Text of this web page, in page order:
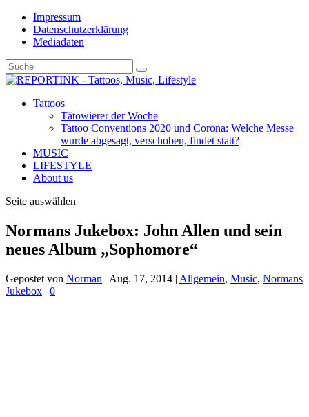
Impressum
Datenschutzerklärung
Mediadaten
Tattoos
Tätowierer der Woche
Tattoo Conventions 2020 und Corona: Welche Messe
wurde abgesagt, verschoben, findet statt?
MUSIC
LIFESTYLE
About us
Seite auswählen
Normans Jukebox: John Allen und sein
neues Album „Sophomore“
Gepostet von Norman | Aug. 17, 2014 | Allgemein, Music, Normans
Jukebox | 0